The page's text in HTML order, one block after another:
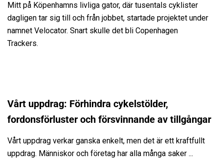
Mitt på Köpenhamns livliga gator, där tusentals cyklister
dagligen tar sig till och från jobbet, startade projektet under
namnet Velocator. Snart skulle det bli Copenhagen
Trackers.
Vårt uppdrag: Förhindra cykelstölder,
fordonsförluster och försvinnande av tillgångar
Vårt uppdrag verkar ganska enkelt, men det är ett kraftfullt
uppdrag. Människor och företag har alla många saker ...